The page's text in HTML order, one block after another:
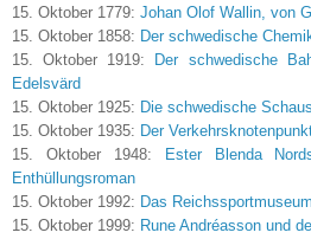
15. Oktober 1779: Johan Olof Wallin, von
15. Oktober 1858: Der schwedische
15. Oktober 1919:
Der schwedische
Edelsvärd
15. Oktober 1925: Die schwedische
15. Oktober 1935: Der
15. Oktober 1948:
Ester Blenda
Enthüllungsroman
15. Oktober 1992: Das
15. Oktober 1999: Rune Andréasson und